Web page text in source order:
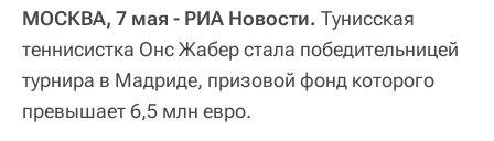
МОСКВА, 7 мая - РИА Новости. Тунисская
теннисистка Онс Жабер стала победительницей
турнира в Мадриде, призовой фонд которого
превышает 6,5 млн евро.